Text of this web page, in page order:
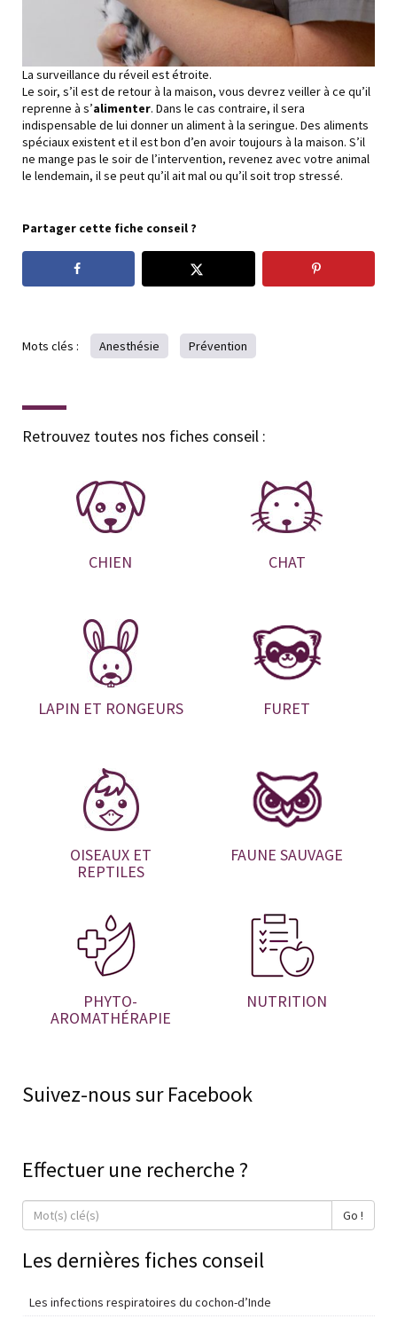
La surveillance du réveil est étroite.
Le soir, s’il est de retour à la maison, vous devrez veiller à ce qu’il
reprenne à s’alimenter. Dans le cas contraire, il sera
indispensable de lui donner un aliment à la seringue. Des aliments
spéciaux existent et il est bon d’en avoir toujours à la maison. S’il
ne mange pas le soir de l’intervention, revenez avec votre animal
le lendemain, il se peut qu’il ait mal ou qu’il soit trop stressé.
Partager cette fiche conseil ?
Mots clés : Anesthésie Prévention
Retrouvez toutes nos fiches conseil :
CHIEN CHAT
LAPIN ET RONGEURS FURET
OISEAUX ET
REPTILES
FAUNE SAUVAGE
PHYTO-
AROMATHÉRAPIE
NUTRITION
Suivez-nous sur Facebook
Effectuer une recherche ?
Go !
Les dernières fiches conseil
Les infections respiratoires du cochon-d’Inde